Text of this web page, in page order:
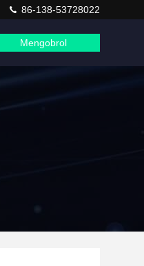
86-138-53728022
Mengobrol